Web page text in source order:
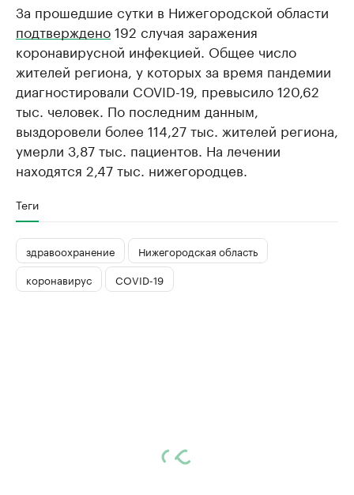
За прошедшие сутки в Нижегородской области
подтверждено192 случая заражения
коронавирусной инфекцией. Общее число
жителей региона, у которых за время пандемии
диагностировали COVID-19, превысило 120,62
тыс. человек. По последним данным,
выздоровели более 114,27 тыс. жителей региона,
умерли 3,87 тыс. пациентов. На лечении
находятся 2,47 тыс. нижегородцев.
Теги
здравоохранение
Нижегородская область
коронавирус
COVID-19